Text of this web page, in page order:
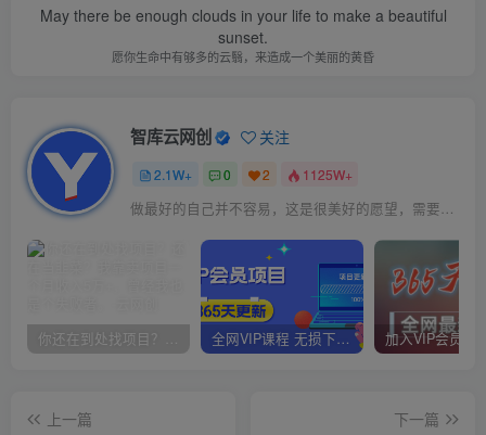
May there be enough clouds in your life to make a beautiful
sunset.
愿你生命中有够多的云翳，来造成一个美丽的黄昏
智库云网创 关注
2.1W+ 0 2 1125W+
做最好的自己并不容易，这是很美好的愿望，需要耐心、坚持和毅力
你还在到处找项目？还在当韭菜？我靠卖项目一个月收入5万+，曾经我也是个失败者。 全网VIP课程 无损下载~
上一篇
下一篇